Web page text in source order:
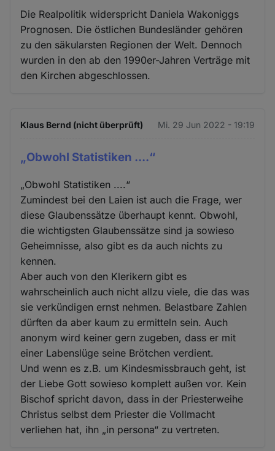
Die Realpolitik widerspricht Daniela Wakoniggs
Prognosen. Die östlichen Bundesländer gehören
zu den säkularsten Regionen der Welt. Dennoch
wurden in den ab den 1990er-Jahren Verträge mit
den Kirchen abgeschlossen.
Klaus Bernd (nicht überprüft) Mi. 29 Jun 2022 - 19:19
„Obwohl Statistiken ....“
„Obwohl Statistiken ....“
Zumindest bei den Laien ist auch die Frage, wer
diese Glaubenssätze überhaupt kennt. Obwohl,
die wichtigsten Glaubenssätze sind ja sowieso
Geheimnisse, also gibt es da auch nichts zu
kennen.
Aber auch von den Klerikern gibt es
wahrscheinlich auch nicht allzu viele, die das was
sie verkündigen ernst nehmen. Belastbare Zahlen
dürften da aber kaum zu ermitteln sein. Auch
anonym wird keiner gern zugeben, dass er mit
einer Labenslüge seine Brötchen verdient.
Und wenn es z.B. um Kindesmissbrauch geht, ist
der Liebe Gott sowieso komplett außen vor. Kein
Bischof spricht davon, dass in der Priesterweihe
Christus selbst dem Priester die Vollmacht
verliehen hat, ihn „in persona“ zu vertreten.